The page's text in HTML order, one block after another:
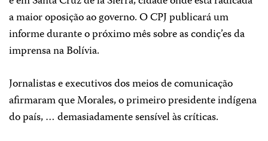
a maior oposição ao governo. O CPJ publicará um
informe durante o próximo mês sobre as condiç’es da
imprensa na Bolívia.
Jornalistas e executivos dos meios de comunicação
afirmaram que Morales, o primeiro presidente indígena
do país, … demasiadamente sensível às críticas.